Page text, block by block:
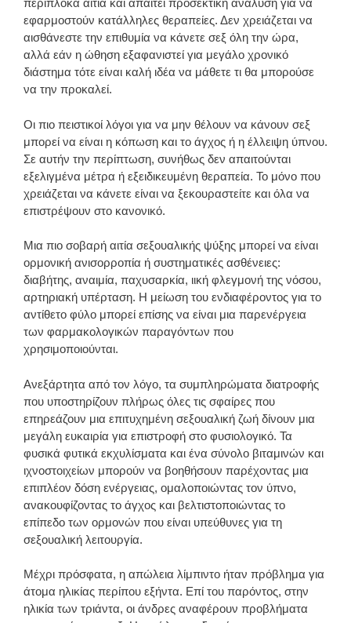
περίπλοκα αίτια και απαιτεί προσεκτική ανάλυση για να
εφαρμοστούν κατάλληλες θεραπείες. Δεν χρειάζεται να
αισθάνεστε την επιθυμία να κάνετε σεξ όλη την ώρα,
αλλά εάν η ώθηση εξαφανιστεί για μεγάλο χρονικό
διάστημα τότε είναι καλή ιδέα να μάθετε τι θα μπορούσε
να την προκαλεί.
Οι πιο πειστικοί λόγοι για να μην θέλουν να κάνουν σεξ
μπορεί να είναι η κόπωση και το άγχος ή η έλλειψη ύπνου.
Σε αυτήν την περίπτωση, συνήθως δεν απαιτούνται
εξελιγμένα μέτρα ή εξειδικευμένη θεραπεία. Το μόνο που
χρειάζεται να κάνετε είναι να ξεκουραστείτε και όλα να
επιστρέψουν στο κανονικό.
Μια πιο σοβαρή αιτία σεξουαλικής ψύξης μπορεί να είναι
ορμονική ανισορροπία ή συστηματικές ασθένειες:
διαβήτης, αναιμία, παχυσαρκία, ιική φλεγμονή της νόσου,
αρτηριακή υπέρταση. Η μείωση του ενδιαφέροντος για το
αντίθετο φύλο μπορεί επίσης να είναι μια παρενέργεια
των φαρμακολογικών παραγόντων που
χρησιμοποιούνται.
Ανεξάρτητα από τον λόγο, τα συμπληρώματα διατροφής
που υποστηρίζουν πλήρως όλες τις σφαίρες που
επηρεάζουν μια επιτυχημένη σεξουαλική ζωή δίνουν μια
μεγάλη ευκαιρία για επιστροφή στο φυσιολογικό. Τα
φυσικά φυτικά εκχυλίσματα και ένα σύνολο βιταμινών και
ιχνοστοιχείων μπορούν να βοηθήσουν παρέχοντας μια
επιπλέον δόση ενέργειας, ομαλοποιώντας τον ύπνο,
ανακουφίζοντας το άγχος και βελτιστοποιώντας το
επίπεδο των ορμονών που είναι υπεύθυνες για τη
σεξουαλική λειτουργία.
Μέχρι πρόσφατα, η απώλεια λίμπιντο ήταν πρόβλημα για
άτομα ηλικίας περίπου εξήντα. Επί του παρόντος, στην
ηλικία των τριάντα, οι άνδρες αναφέρουν προβλήματα